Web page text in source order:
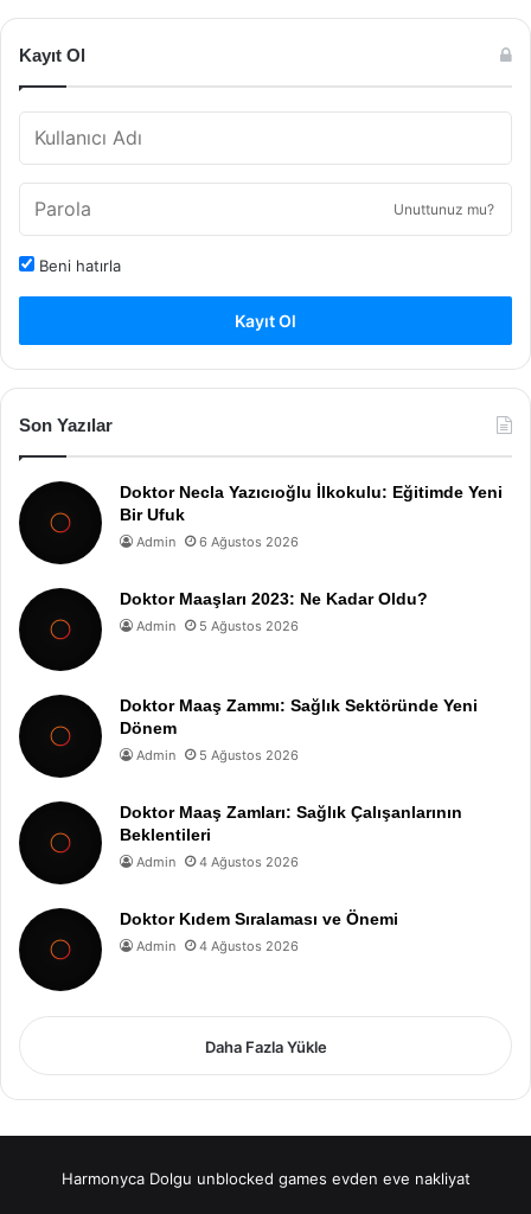
Kayıt Ol
Unuttunuz mu?
Beni hatırla
Kayıt Ol
Son Yazılar
Doktor Necla Yazıcıoğlu İlkokulu: Eğitimde Yeni
Bir Ufuk
Admin 6 Ağustos 2026
Doktor Maaşları 2023: Ne Kadar Oldu?
Admin 5 Ağustos 2026
Doktor Maaş Zammı: Sağlık Sektöründe Yeni
Dönem
Admin 5 Ağustos 2026
Doktor Maaş Zamları: Sağlık Çalışanlarının
Beklentileri
Admin 4 Ağustos 2026
Doktor Kıdem Sıralaması ve Önemi
Admin 4 Ağustos 2026
Daha Fazla Yükle
Harmonyca Dolgu unblocked games evden eve nakliyat